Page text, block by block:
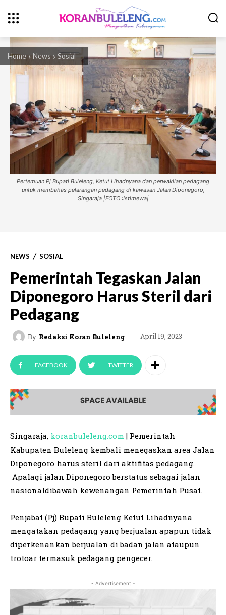
Home News Sosial
Pertemuan Pj Bupati Buleleng, Ketut Lihadnyana dan perwakilan pedagang
untuk membahas pelarangan pedagang di kawasan Jalan Diponegoro,
Singaraja |FOTO :Istimewa|
NEWS SOSIAL
Pemerintah Tegaskan Jalan
Diponegoro Harus Steril dari
Pedagang
By Redaksi Koran Buleleng April 19, 2023
FACEBOOK TWITTER
Singaraja, koranbuleleng.com | Pemerintah
Kabupaten Buleleng kembali menegaskan area Jalan
Diponegoro harus steril dari aktifitas pedagang.
Apalagi jalan Diponegoro berstatus sebagai jalan
nasionaldibawah kewenangan Pemerintah Pusat.
Penjabat (Pj) Bupati Buleleng Ketut Lihadnyana
mengatakan pedagang yang berjualan apapun tidak
diperkenankan berjualan di badan jalan ataupun
trotoar termasuk pedagang pengecer.
- Advertisement -